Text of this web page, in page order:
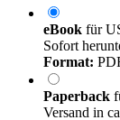
eBook für
Sofort
Format:
Paperback
Versand in